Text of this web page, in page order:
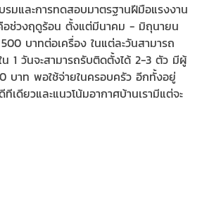
มและการทดสอบมาตรฐานฝีมือแรงงาน
อช่วงฤดูร้อน ตั้งแต่มีนาคม - มิถุนายน
บาทต่อเครื่อง ในแต่ละวันสามารถ
1 วันจะสามารถรับติดตั้งได้ 2-3 ตัว มีผู้
บาท พอใช้จ่ายในครอบครัว อีกทั้งอยู่
ดียวและแนวโน้มอากาศบ้านเรามีแต่จะ